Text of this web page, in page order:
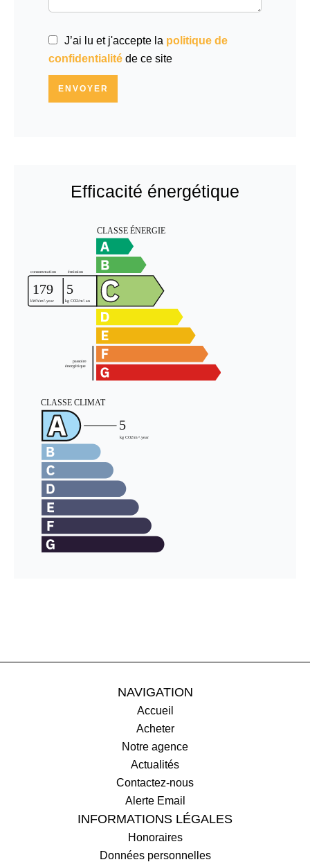
J’ai lu et j'accepte la politique de
confidentialité de ce site
ENVOYER
Efficacité énergétique
NAVIGATION
Accueil
Acheter
Notre agence
Actualités
Contactez-nous
Alerte Email
INFORMATIONS LÉGALES
Honoraires
Données personnelles